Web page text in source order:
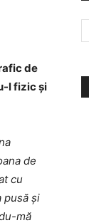
de
l fizic și
de
cu
pusă și
mă